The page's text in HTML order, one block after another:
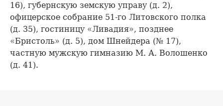
16), губернскую земскую управу (д. 2),
офицерское собрание 51-го Литовского полка
(д. 35), гостиницу «Ливадия», позднее
«Бристоль» (д. 5), дом Шнейдера (№ 17),
частную мужскую гимназию М. А. Волошенко
(д. 41).